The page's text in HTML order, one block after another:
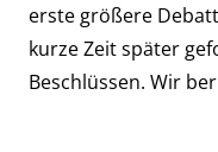
erste größere
kurze Zeit später
Beschlüssen. Wir